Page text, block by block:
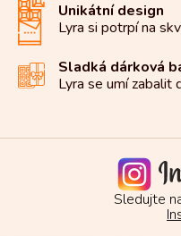
Unikátní design
Lyra si potrpí na
Sladká dárková
Lyra se umí zabalit
Sledujte